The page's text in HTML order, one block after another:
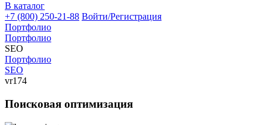
В каталог
+7 (800) 250-21-88 Войти/Регистрация
Портфолио
Портфолио
SEO
Портфолио
SEO
vr174
Поисковая оптимизация